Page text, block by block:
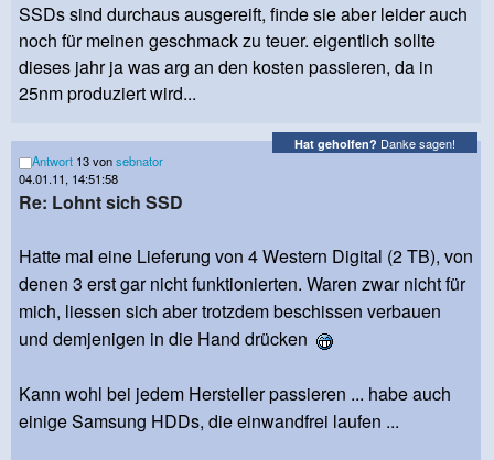
SSDs sind durchaus ausgereift, finde sie aber leider auch
noch für meinen geschmack zu teuer. eigentlich sollte
dieses jahr ja was arg an den kosten passieren, da in
25nm produziert wird...
Hat geholfen? Danke sagen!
Antwort 13 vonsebnator
04.01.11, 14:51:58
Re: Lohnt sich SSD
Hatte mal eine Lieferung von 4 Western Digital (2 TB), von
denen 3 erst gar nicht funktionierten. Waren zwar nicht für
mich, liessen sich aber trotzdem beschissen verbauen
und demjenigen in die Hand drücken
Kann wohl bei jedem Hersteller passieren ... habe auch
einige Samsung HDDs, die einwandfrei laufen ...